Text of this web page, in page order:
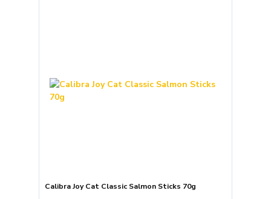
Calibra Joy Cat Classic Salmon Sticks 70g